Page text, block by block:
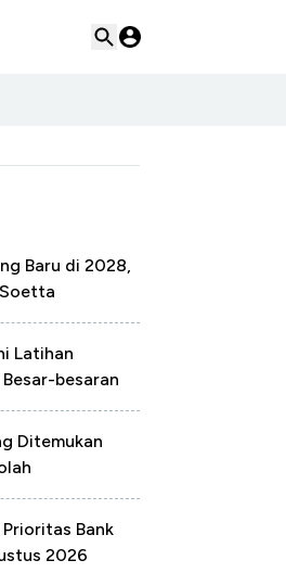
Baru di 2028,
Latihan
besaran
Ditemukan
Bank
2026